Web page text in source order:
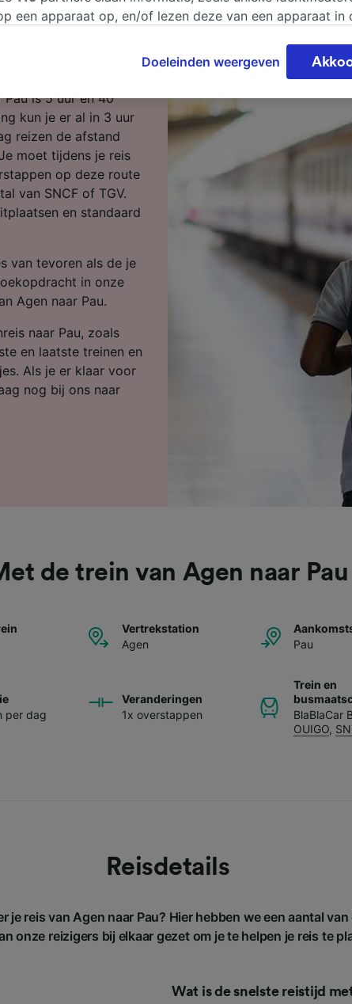
je op de juiste
is 5 uur en 40
kun je er al in 3 uur
reizen de afstand
moet tijdens je reis
op deze route
van SNCF of TGV.
en standaard
van tevoren als de je
in onze
Agen naar Pau.
naar Pau, zoals
en laatste treinen en
Als je er klaar voor
nog bij ons naar
de trein van Agen naar Pau
Vertrekstation
Agen
Pau
per dag
Veranderingen
1x overstappen
Trein en
BlaBlaCar
OUIGO,
Reisdetails
je reis van Agen naar Pau? Hier hebben we een aantal
onze reizigers bij elkaar gezet om je te helpen je reis te
Wat is de snelste reistijd
een apparaat op, en/of lezen deze van een apparaat in
hieronder te klikken. Daaronder valt ook je recht om
maken in alle gevallen dat er voor de verwerking een
wijzigen op de pagina met onze privacyverklaring. Deze
aan onze partners doorgegeven en hebben geen
Je gegevens worden niet gebruikt voor
gevraagd om je niet te volgen.
partners verwerken gegevens voor de volgende
gebruiken. De apparaatkenmerken
ter identificatie. Informatie op een apparaat opslaan en/of
advertenties en content, advertentie- en
doelgroepenonderzoek en ontwikkeling van
(derden)
Doeleinden weergeven